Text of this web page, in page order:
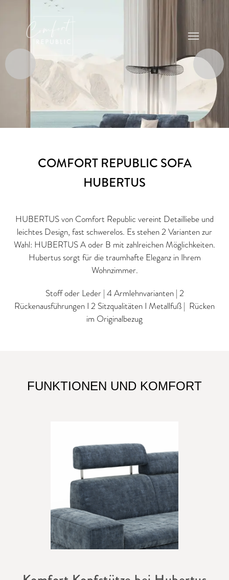
COMFORT REPUBLIC SOFA
HUBERTUS
HUBERTUS von Comfort Republic vereint Detailliebe und
leichtes Design, fast schwerelos. Es stehen 2 Varianten zur
Wahl: HUBERTUS A oder B mit zahlreichen Möglichkeiten.
Hubertus sorgt für die traumhafte Eleganz in Ihrem
Wohnzimmer.
Stoff oder Leder | 4 Armlehnvarianten | 2
Rückenausführungen I 2 Sitzqualitäten I Metallfuß | Rücken
im Originalbezug
FUNKTIONEN UND KOMFORT